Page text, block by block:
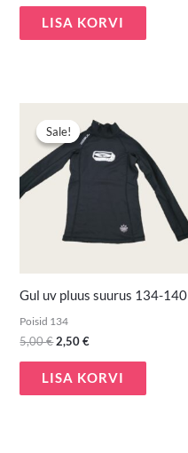
LISA KORVI
Sale!
Sale!
Gul uv pluus suurus 134-140
Poisid 134
5,00€
hind
oli:
5,00 €.
2,50€
hind
on:
2,50 €.
LISA KORVI